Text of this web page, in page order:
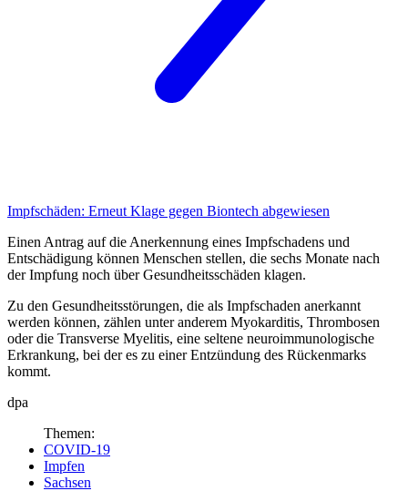
Impfschäden: Erneut Klage gegen Biontech abgewiesen
Einen Antrag auf die Anerkennung eines Impfschadens und
Entschädigung können Menschen stellen, die sechs Monate nach
der Impfung noch über Gesundheitsschäden klagen.
Zu den Gesundheitsstörungen, die als Impfschaden anerkannt
werden können, zählen unter anderem Myokar­ditis, Thrombosen
oder die Transverse Myelitis, eine seltene neuroimmunologische
Erkrankung, bei der es zu einer Entzündung des Rückenmarks
kommt.
dpa
Themen:
COVID-19
Impfen
Sachsen